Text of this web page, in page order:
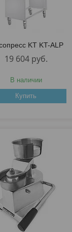
KT KT-ALP
19 604 руб.
В наличии
Купить